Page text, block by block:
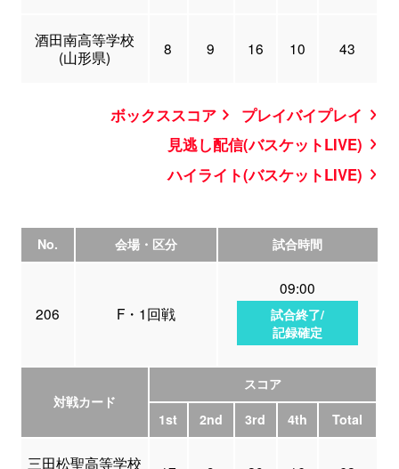
酒田南高等学校
(山形県)
8 9 16 10 43
ボックススコア
プレイバイプレイ
見逃し配信(バスケットLIVE)
ハイライト(バスケットLIVE)
No. 会場・区分 試合時間
206 F・1回戦
09:00
試合終了/
記録確定
対戦カード
スコア
1st
2nd 3rd 4th Total
三田松聖高等学校